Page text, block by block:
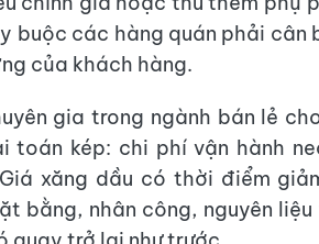
buộc các hàng quán phải
của khách hàng.
gia trong ngành bán lẻ
toán kép: chi phí vận hành
xăng dầu có thời điểm
bằng, nhân công, nguyên